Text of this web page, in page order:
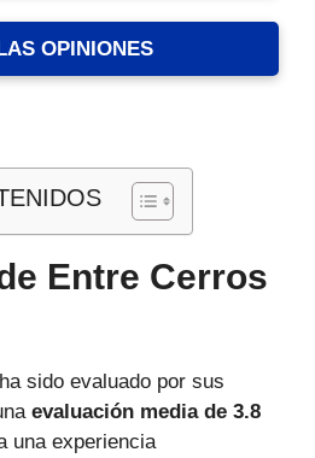
OPINIONES
Entre Cerros
ha sido evaluado por sus
evaluación media de 3.8
una experiencia